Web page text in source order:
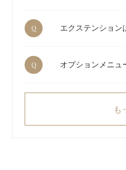
Q エクステンション
Q オプションメニュ
も